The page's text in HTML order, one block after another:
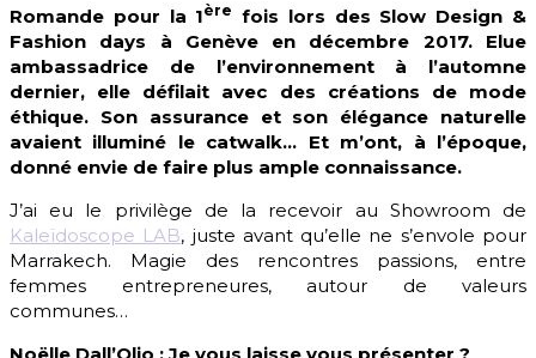
Romande pour la 1ère fois lors des Slow Design &
Fashion days à Genève en décembre 2017. Elue
ambassadrice de l’environnement à l’automne
dernier, elle défilait avec des créations de mode
éthique. Son assurance et son élégance naturelle
avaient illuminé le catwalk… Et m’ont, à l’époque,
donné envie de faire plus ample connaissance.
J’ai eu le privilège de la recevoir au Showroom de
Kaleïdoscope LAB, juste avant qu’elle ne s’envole pour
Marrakech. Magie des rencontres passions, entre
femmes entrepreneures, autour de valeurs
communes…